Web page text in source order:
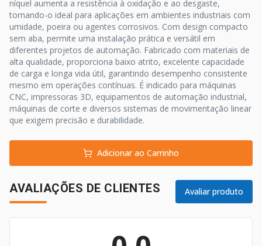
níquel aumenta a resistência à oxidação e ao desgaste,
tornando-o ideal para aplicações em ambientes industriais com
umidade, poeira ou agentes corrosivos. Com design compacto
sem aba, permite uma instalação prática e versátil em
diferentes projetos de automação. Fabricado com materiais de
alta qualidade, proporciona baixo atrito, excelente capacidade
de carga e longa vida útil, garantindo desempenho consistente
mesmo em operações contínuas. É indicado para máquinas
CNC, impressoras 3D, equipamentos de automação industrial,
máquinas de corte e diversos sistemas de movimentação linear
que exigem precisão e durabilidade.
Adicionar ao Carrinho
AVALIAÇÕES DE CLIENTES Avaliar produto